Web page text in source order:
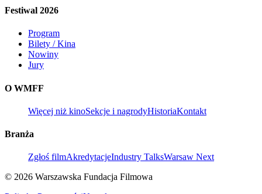
Festiwal 2026
Program
Bilety / Kina
Nowiny
Jury
O WMFF
Więcej niż kinoSekcje i nagrodyHistoriaKontakt
Branża
Zgłoś filmAkredytacjeIndustry TalksWarsaw Next
© 2026 Warszawska Fundacja Filmowa